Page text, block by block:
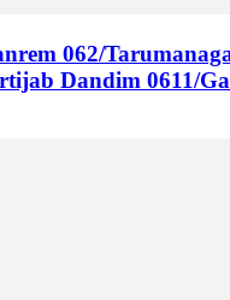
062/
Dandim 0611/